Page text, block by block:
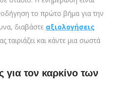
το πρώτο βήμα για την
διαβάστε αξιολογήσεις
ταιριάζει και κάντε μια σωστά
για τον καρκίνο των